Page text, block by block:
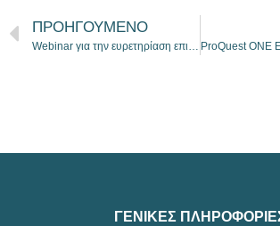
ΠΡΟΗΓΟΥΜΕΝΟ
Webinar για την ευρετηρίαση επιστημονικών περιοδικών στο DOAJ
ΓΕΝΙΚΕΣ